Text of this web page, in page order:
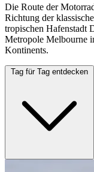
Die Route der
Richtung der
tropischen Hafenstadt
Metropole Melbourne
Kontinents.
Tag für Tag entdecken